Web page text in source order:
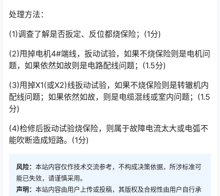
处理方法：
(1)调查了解是否扳定、反位都烧保险；(1分)
(2)甩掉电机4#端线，扳动试验，如果不烧保险则是电机问
题，如果依然如故则是电路配线问题；(1.5分)
(3)甩掉X1(或X2)线扳动试验，如果不烧保险则是转辙机内
配线问题；如果依然如故，则是电缆混线或室内问题；(1.5
分)
(4)检修后扳动试验烧保险，则属于故障电流太大或电弧不
能吹断造成短路。(1分)
风险： 本站内容仅作技术交流参考，不构成决策依据，所涉标准可
能已失效，请谨慎采用。
声明： 本站内容由用户上传或投稿，其版权及合规性由用户自行承